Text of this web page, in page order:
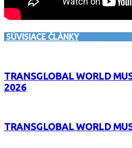
SÚVISIACE ČLÁNKY
TRANSGLOBAL WORLD
2026
TRANSGLOBAL WORLD